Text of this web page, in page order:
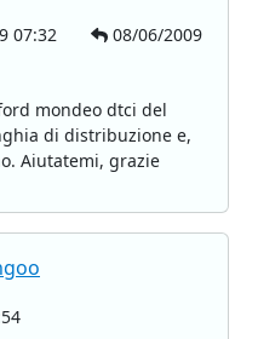
07:32
08/06/2009
mondeo dtci del
di distribuzione e,
Aiutatemi, grazie